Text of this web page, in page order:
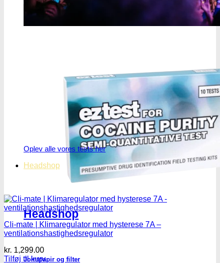
Oplev alle vores tests her
Headshop
Headshop
Jointpapir og filter
Cli-mate | Klimaregulator med hysterese 7A –
ventilationshastighedsregulator
kr. 1,299.00
Tilføj til kurv